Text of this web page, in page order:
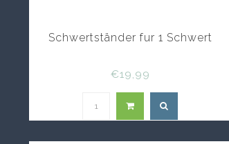
Schwertständer fur 1 Schwert
€19,99